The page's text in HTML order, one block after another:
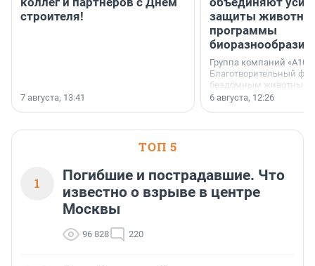
строителя!
7 августа, 13:41
защиты
программы
биоразнообразия
Группа компаний
Благотворительный
бездомным животным
заключили соглашение
6 августа, 12:26
ТОП 5
1
Погибшие и пострадавшие. Что
известно о взрыве в центре
Москвы
96 828 220